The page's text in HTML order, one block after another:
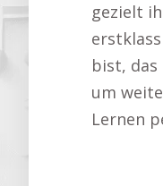
gezielt
bist,
um
Lernen